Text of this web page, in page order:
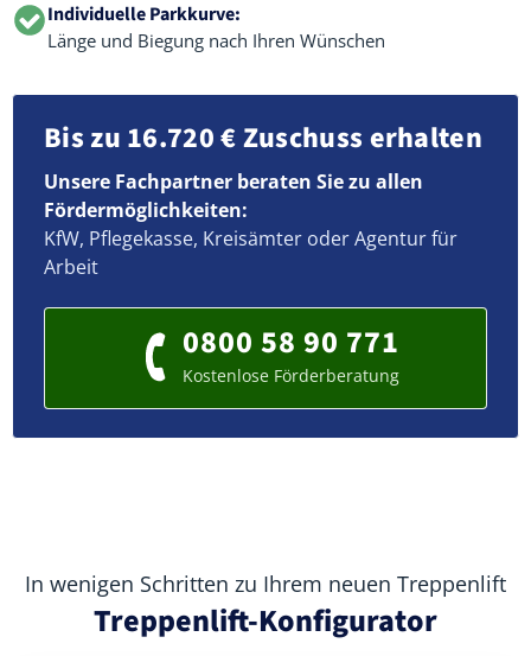
Individuelle Parkkurve:
Länge und Biegung nach Ihren Wünschen
Bis zu 16.720 € Zuschuss erhalten
Unsere Fachpartner beraten Sie zu allen
Fördermöglichkeiten:
KfW, Pflegekasse, Kreisämter oder Agentur für
Arbeit
0800 58 90 771
Kostenlose Förderberatung
In wenigen Schritten zu Ihrem neuen Treppenlift
Treppenlift-Konfigurator